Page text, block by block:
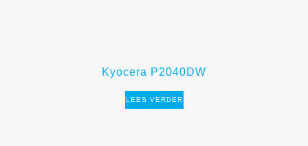
Kyocera P2040DW
LEES VERDER